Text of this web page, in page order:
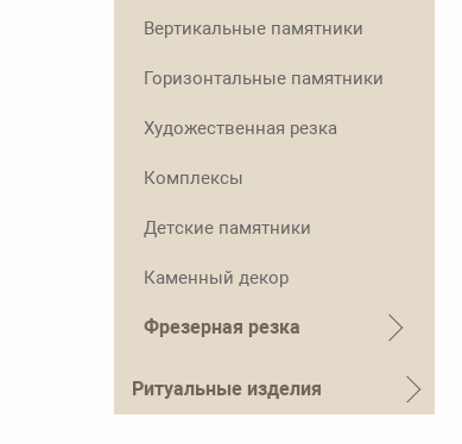
Вертикальные памятники
Горизонтальные памятники
Художественная резка
Комплексы
Детские памятники
Каменный декор
Фрезерная резка
Ритуальные изделия